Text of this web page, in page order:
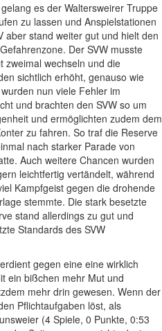
es der Waltersweirer Truppe
zu lassen und Anspielstationen
aber stand weiter gut und hielt den
Der SVW musste
zweimal wechseln und die
sichtlich erhöht, genauso wie
nun viele Fehler im
und brachten den SVW so um
und ermöglichten zudem dem
zu fahren. So traf die Reserve
nach starker Parade von
Auch weitere Chancen wurden
leichtfertig vertändelt, während
Kampfgeist gegen die drohende
stemmte. Die stark besetzte
stand allerdings zu gut und
Standards des SVW
gegen eine eine wirklich
ein bißchen mehr Mut und
mehr drin gewesen. Wenn der
Pflichtaufgaben löst, als
(4 Spiele, 0 Punkte, 0:53